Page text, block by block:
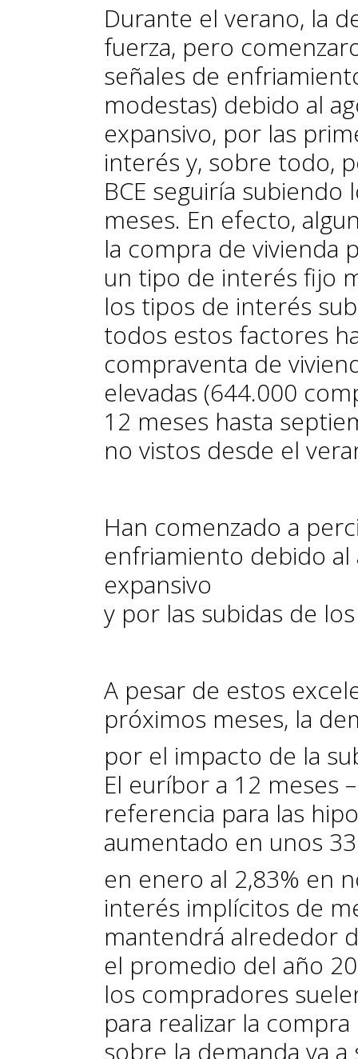
Durante el verano, la
fuerza, pero
señales de
modestas) debido al
expansivo, por las
interés y, sobre todo,
BCE seguiría
meses. En efecto,
la compra de vivienda
un tipo de interés fijo
los tipos de interés
todos estos factores
compraventa de
elevadas (644.000
12 meses hasta
no vistos desde el
Han comenzado a
enfriamiento debido
expansivo
y por las subidas de
A pesar de estos
próximos meses, la
por el impacto de la
El euríbor a 12 meses
referencia para las
aumentado en unos
en enero al 2,83% en
interés implícitos de
mantendrá alrededor
el promedio del año
los compradores
para realizar la
sobre la demanda va